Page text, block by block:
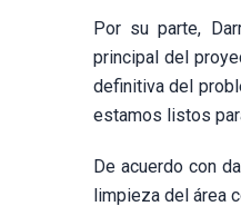
Por su parte,
principal del
definitiva del
estamos listos
De acuerdo con
limpieza del área